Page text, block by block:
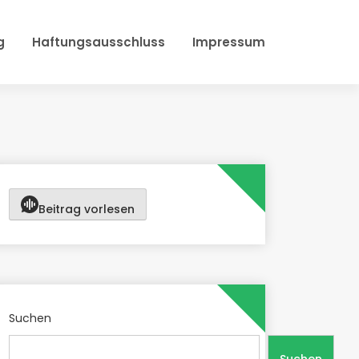
Haftungsausschluss Impressum
Beitrag vorlesen
Suchen